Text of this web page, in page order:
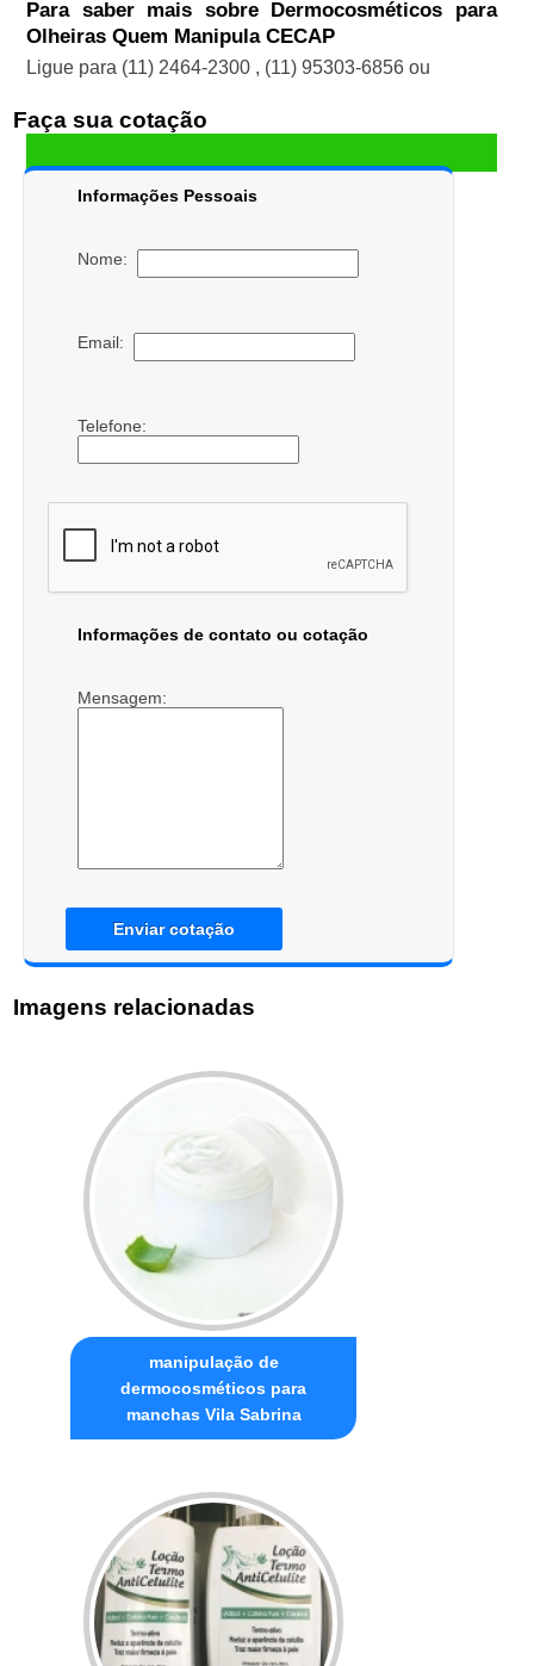
Para saber mais sobre Dermocosméticos para
Olheiras Quem Manipula CECAP
Ligue para (11) 2464-2300 , (11) 95303-6856 ou
Faça sua cotação
Informações Pessoais
Nome:
Email:
Telefone:
Informações de contato ou cotação
Mensagem:
Enviar cotação
Imagens relacionadas
manipulação de
dermocosméticos para
manchas Vila Sabrina